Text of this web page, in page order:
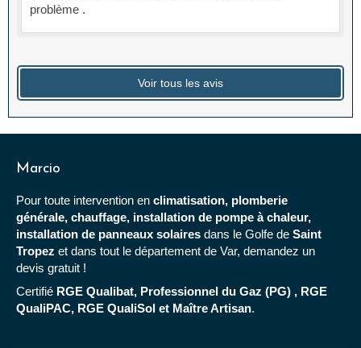
problème .
Voir tous les avis
Marcio
Pour toute intervention en climatisation, plomberie
générale, chauffage, installation de pompe à chaleur,
installation de panneaux solaires dans le Golfe de Saint
Tropez et dans tout le département de Var, demandez un
devis gratuit !
Certifié RGE Qualibat, Professionnel du Gaz (PG) , RGE
QualiPAC, RGE QualiSol et Maître Artisan.